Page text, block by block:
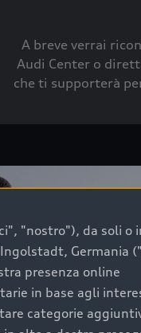
A breve verrai
Audi Center o
che ti supporterà
"nostro"), da soli o
Germania
presenza online
in base agli
categorie